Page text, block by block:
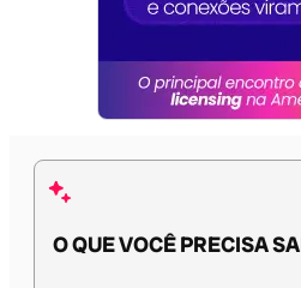
O QUE VOCÊ PRECISA